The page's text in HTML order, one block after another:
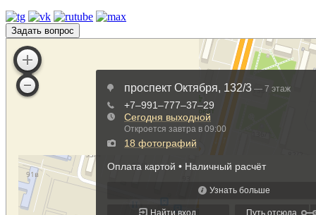
Задать вопрос